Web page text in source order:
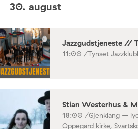
30. august
Jazzgudstjeneste //
11:00 /Tynset
Stian Westerhus &
18:00 /Gjenklang –
Oppegård kirke,